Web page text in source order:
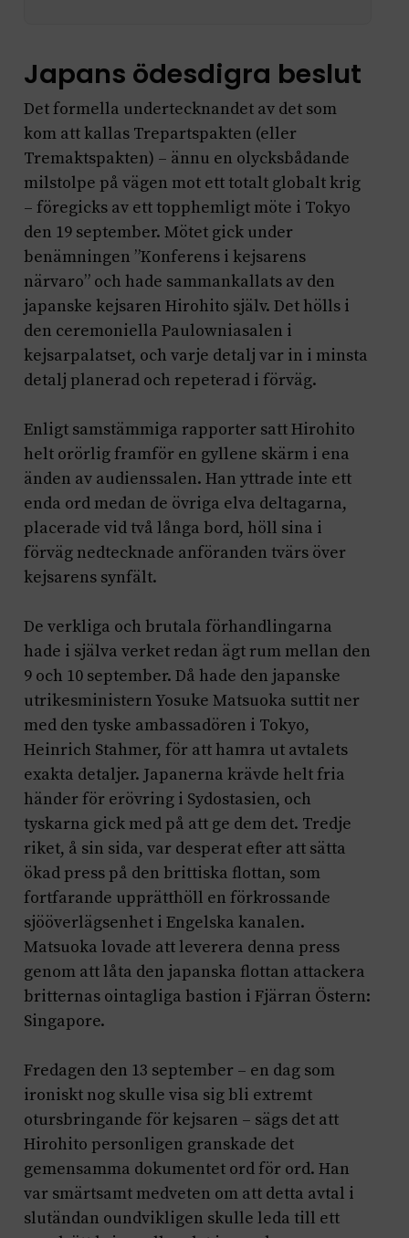
Japans ödesdigra beslut
Det formella undertecknandet av det som
kom att kallas Trepartspakten (eller
Tremaktspakten) – ännu en olycksbådande
milstolpe på vägen mot ett totalt globalt krig
– föregicks av ett topphemligt möte i Tokyo
den 19 september. Mötet gick under
benämningen ”Konferens i kejsarens
närvaro” och hade sammankallats av den
japanske kejsaren Hirohito själv. Det hölls i
den ceremoniella Paulowniasalen i
kejsarpalatset, och varje detalj var in i minsta
detalj planerad och repeterad i förväg.
Enligt samstämmiga rapporter satt Hirohito
helt orörlig framför en gyllene skärm i ena
änden av audienssalen. Han yttrade inte ett
enda ord medan de övriga elva deltagarna,
placerade vid två långa bord, höll sina i
förväg nedtecknade anföranden tvärs över
kejsarens synfält.
De verkliga och brutala förhandlingarna
hade i själva verket redan ägt rum mellan den
9 och 10 september. Då hade den japanske
utrikesministern Yosuke Matsuoka suttit ner
med den tyske ambassadören i Tokyo,
Heinrich Stahmer, för att hamra ut avtalets
exakta detaljer. Japanerna krävde helt fria
händer för erövring i Sydostasien, och
tyskarna gick med på att ge dem det. Tredje
riket, å sin sida, var desperat efter att sätta
ökad press på den brittiska flottan, som
fortfarande upprätthöll en förkrossande
sjööverlägsenhet i Engelska kanalen.
Matsuoka lovade att leverera denna press
genom att låta den japanska flottan attackera
britternas ointagliga bastion i Fjärran Östern:
Singapore.
Fredagen den 13 september – en dag som
ironiskt nog skulle visa sig bli extremt
otursbringande för kejsaren – sägs det att
Hirohito personligen granskade det
gemensamma dokumentet ord för ord. Han
var smärtsamt medveten om att detta avtal i
slutändan oundvikligen skulle leda till ett